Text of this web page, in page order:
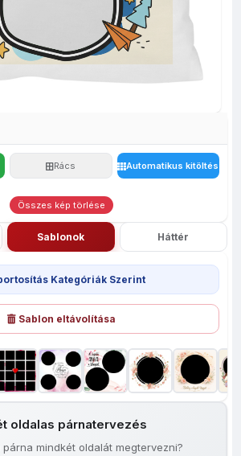
Rács Automatikus kitöltés
Összes kép törlése
Sablonok Háttér
Kategóriák Szerint
Sablon eltávolítása
oldalas párnatervezés
mindkét oldalát megtervezni?